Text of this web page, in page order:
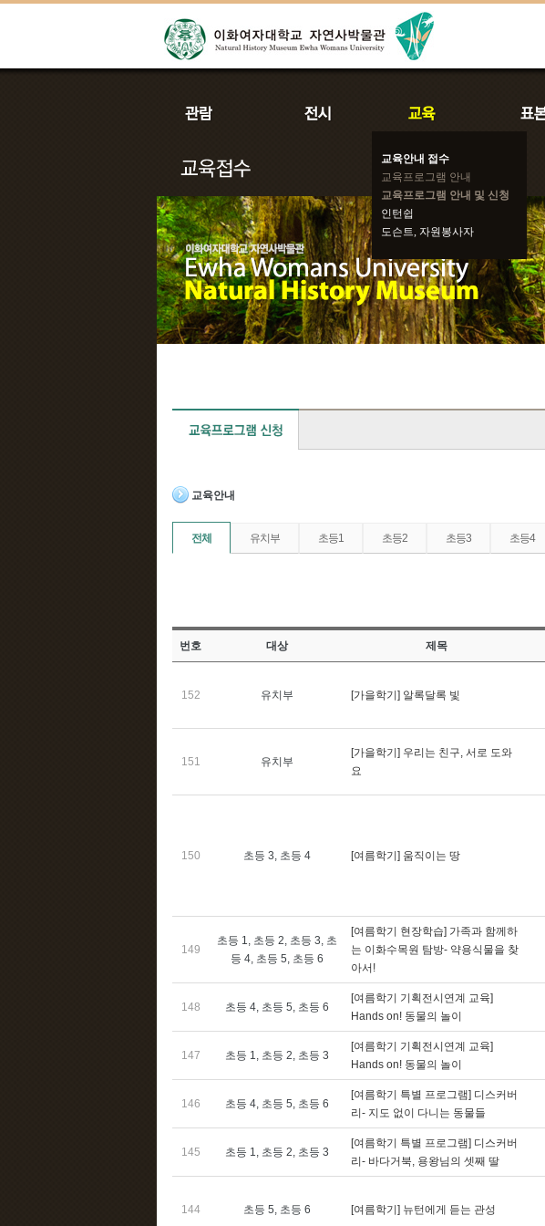
교육안내 접수
교육프로그램 안내
교육프로그램 안내 및 신청
인턴쉽
도슨트, 자원봉사자
교육안내
전체 유치부 초등1 초등2 초등3 초등4
번호 대상 제목
152 유치부 [가을학기] 알록달록 빛
151 유치부
[가을학기] 우리는 친구, 서로 도와
요
150 초등 3, 초등 4 [여름학기] 움직이는 땅
149
초등 1, 초등 2, 초등 3, 초
등 4, 초등 5, 초등 6
[여름학기 현장학습] 가족과 함께하
는 이화수목원 탐방- 약용식물을 찾
아서!
148 초등 4, 초등 5, 초등 6
[여름학기 기획전시연계 교육]
Hands on! 동물의 놀이
147 초등 1, 초등 2, 초등 3
[여름학기 기획전시연계 교육]
Hands on! 동물의 놀이
146 초등 4, 초등 5, 초등 6
[여름학기 특별 프로그램] 디스커버
리- 지도 없이 다니는 동물들
145 초등 1, 초등 2, 초등 3
[여름학기 특별 프로그램] 디스커버
리- 바다거북, 용왕님의 셋째 딸
144 초등 5, 초등 6 [여름학기] 뉴턴에게 듣는 관성